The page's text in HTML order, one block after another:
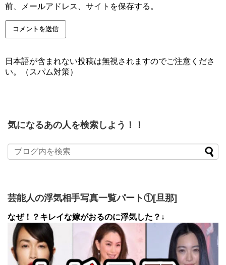
前、メールアドレス、サイトを保存する。
日本語が含まれない投稿は無視されますのでご注意くださ
い。（スパム対策）
気になるあの人を検索しよう！！
芸能人の浮気相手写真一覧パート①[旦那]
なぜ！？キレイな嫁がおるのに浮気した？↓